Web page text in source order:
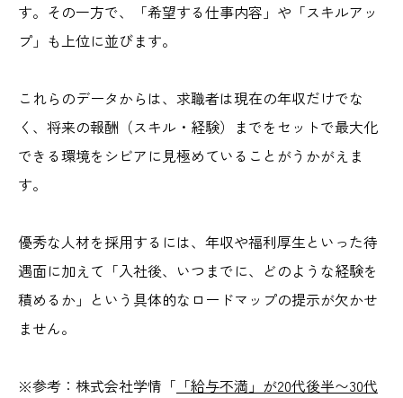
す。その一方で、「希望する仕事内容」や「スキルアッ
プ」も上位に並びます。
これらのデータからは、求職者は現在の年収だけでな
く、将来の報酬（スキル・経験）までをセットで最大化
できる環境をシビアに見極めていることがうかがえま
す。
優秀な人材を採用するには、年収や福利厚生といった待
遇面に加えて「入社後、いつまでに、どのような経験を
積めるか」という具体的なロードマップの提示が欠かせ
ません。
※参考：株式会社学情「 「給与不満」が20代後半〜30代